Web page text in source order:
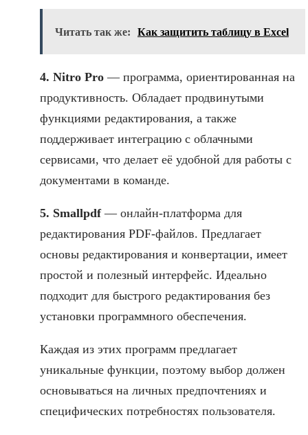
Читать так же: Как защитить таблицу в Excel
4. Nitro Pro — программа, ориентированная на
продуктивность. Обладает продвинутыми
функциями редактирования, а также
поддерживает интеграцию с облачными
сервисами, что делает её удобной для работы с
документами в команде.
5. Smallpdf— онлайн-платформа для
редактирования PDF-файлов. Предлагает
основы редактирования и конвертации, имеет
простой и полезный интерфейс. Идеально
подходит для быстрого редактирования без
установки программного обеспечения.
Каждая из этих программ предлагает
уникальные функции, поэтому выбор должен
основываться на личных предпочтениях и
специфических потребностях пользователя.